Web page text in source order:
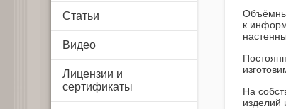
Статьи
Видео
Лицензии и
сертификаты
к
На
изделий